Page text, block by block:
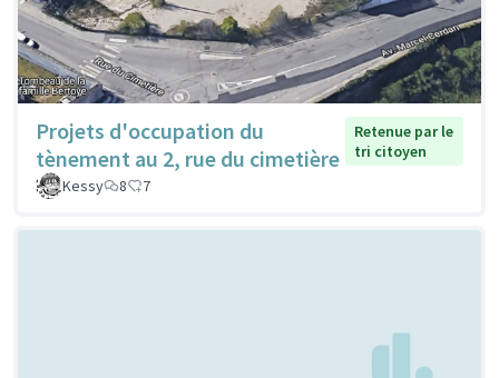
Projets d'occupation du
tènement au 2, rue du cimetière
Retenue par le
tri citoyen
Kessy
8 7